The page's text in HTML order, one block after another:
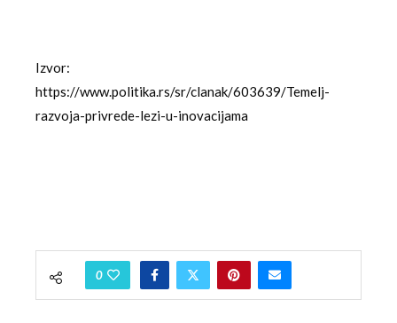
Izvor:
https://www.politika.rs/sr/clanak/603639/Temelj-
razvoja-privrede-lezi-u-inovacijama
0